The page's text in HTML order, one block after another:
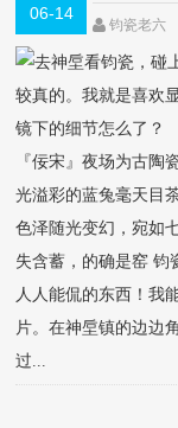
06-14
显微镜
钧瓷老六
『佞宋』夜场为古陶
光溢彩的蓝兔毫天目
色泽随光变幻，宛如
失含蓄，的确是窑 钧
人人能侃的东西！我
片。在神垕镇的边边
过...